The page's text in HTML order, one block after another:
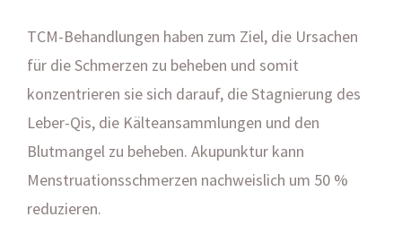
TCM-Behandlungen haben zum Ziel, die Ursachen
für die Schmerzen zu beheben und somit
konzentrieren sie sich darauf, die Stagnierung des
Leber-Qis, die Kälteansammlungen und den
Blutmangel zu beheben. Akupunktur kann
Menstruationsschmerzen nachweislich um 50 %
reduzieren.